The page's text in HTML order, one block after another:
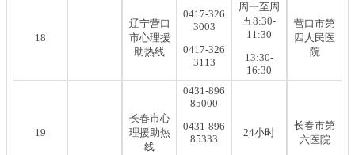
18
辽宁营口
市心理援
助热线
0417-326
3003
0417-326
3113
周一至周
五8:30-
11:30
13:30-
16:30
营口市第
四人民医
院
19
长春市心
理援助热
线
0431-896
85000
0431-896
85333
24小时
长春市第
六医院